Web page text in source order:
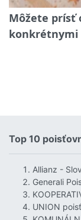
Môžete prísť
Top 10
Allianz -
Generali
UNION